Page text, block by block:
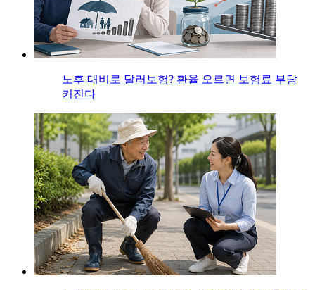
노후 대비로 달러보험? 환율 오르면 보험료 부담
커진다